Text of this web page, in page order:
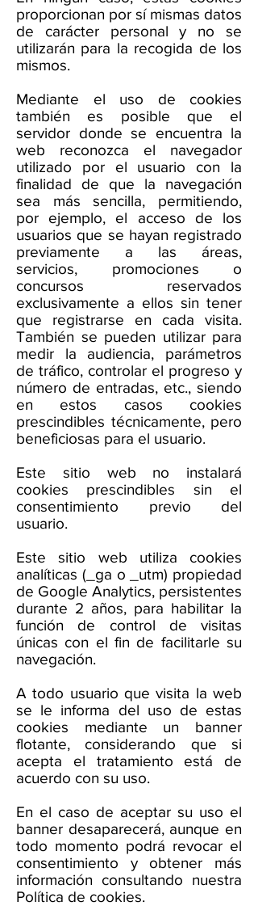
proporcionan por sí mismas datos
de carácter personal y no se
utilizarán para la recogida de los
mismos.
Mediante el uso de cookies
también es posible que el
servidor donde se encuentra la
web reconozca el navegador
utilizado por el usuario con la
finalidad de que la navegación
sea más sencilla, permitiendo,
por ejemplo, el acceso de los
usuarios que se hayan registrado
previamente a las áreas,
servicios, promociones o
concursos reservados
exclusivamente a ellos sin tener
que registrarse en cada visita.
También se pueden utilizar para
medir la audiencia, parámetros
de tráfico, controlar el progreso y
número de entradas, etc., siendo
en estos casos cookies
prescindibles técnicamente, pero
beneficiosas para el usuario.
Este sitio web no instalará
cookies prescindibles sin el
consentimiento previo del
usuario.
Este sitio web utiliza cookies
analíticas (_ga o _utm) propiedad
de Google Analytics, persistentes
durante 2 años, para habilitar la
función de control de visitas
únicas con el fin de facilitarle su
navegación.
A todo usuario que visita la web
se le informa del uso de estas
cookies mediante un banner
flotante, considerando que si
acepta el tratamiento está de
acuerdo con su uso.
En el caso de aceptar su uso el
banner desaparecerá, aunque en
todo momento podrá revocar el
consentimiento y obtener más
información consultando nuestra
Política de cookies.